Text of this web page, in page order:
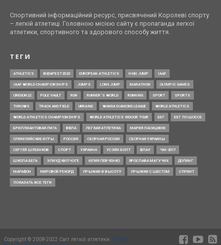
Спортивний інформаційний ресурс, присвячений Королеві спорту
– легкій атлетиці. Головною місією сайту є пропаганда легкої
атлетики, спортивного та здорового способу життя.
ТЕГИ
ATHLETICS BUDAPEST2023 EUROPEAN ATHLETICS HIGH JUMP IAAF
IAAF WORLD CHAMPIONSHIPS JUMPS LONG JUMP MARATHON OLYMPIC GAMES
OREGON22 POLE VAULT RUN RUNNER’S WORLD RUNNING SPORT SPORTS
THROWS TRACK AND FIELD UKRAINE WANDA DIAMOND LEAGUE WORLD ATHLETICS
WORLD ATHLETICS CHAMPIONSHIPS WORLD ATHLETICS INDOOR TOUR БЕГ БЕГ ПО ШОССЕ
БРИЛЛИАНТОВАЯ ЛИГА ВФЛА ЛЕГКАЯ АТЛЕТИКА МАРИЯ ЛАСИЦКЕНЕ
ОЛИМПИЙСКИЕ ИГРЫ РОССИЯ СБОРНАЯ РОССИИ СБОРНАЯ УКРАИНЫ
СЕРГЕЙ ШУБЕНКОВ СПОРТ УКРАИНА УСЭЙН БОЛТ ФЛАУ ЧМ-2017
ШКОЛА БЕГА ЭЛИУД КИПЧОГЕ ЮЛИЯ ЛЕВЧЕНКО ЯРОСЛАВА МАГУЧИХ ДОПИНГ
МАРАФОН МИРОВОЙ РЕКОРД ПРЫЖКИ В ВЫСОТУ ПРЫЖКИ С ШЕСТОМ СПРИНТ
ПОКАЗАТЬ ВСЕ ТЕГИ
Copyright © 2008-2022 Світ легкої атлетики. Timing